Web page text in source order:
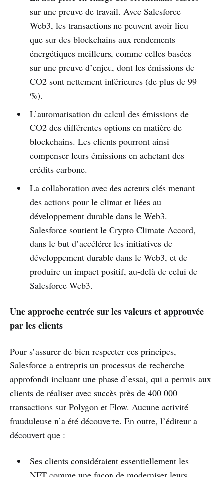
sur une preuve de travail. Avec Salesforce
Web3, les transactions ne peuvent avoir lieu
que sur des blockchains aux rendements
énergétiques meilleurs, comme celles basées
sur une preuve d’enjeu, dont les émissions de
CO2 sont nettement inférieures (de plus de 99
%).
L’automatisation du calcul des émissions de
CO2 des différentes options en matière de
blockchains. Les clients pourront ainsi
compenser leurs émissions en achetant des
crédits carbone.
La collaboration avec des acteurs clés menant
des actions pour le climat et liées au
développement durable dans le Web3.
Salesforce soutient le Crypto Climate Accord,
dans le but d’accélérer les initiatives de
développement durable dans le Web3, et de
produire un impact positif, au-delà de celui de
Salesforce Web3.
Une approche centrée sur les valeurs et approuvée
par les clients
Pour s’assurer de bien respecter ces principes,
Salesforce a entrepris un processus de recherche
approfondi incluant une phase d’essai, qui a permis aux
clients de réaliser avec succès près de 400 000
transactions sur Polygon et Flow. Aucune activité
frauduleuse n’a été découverte. En outre, l’éditeur a
découvert que :
Ses clients considéraient essentiellement les
NFT comme une façon de moderniser leurs